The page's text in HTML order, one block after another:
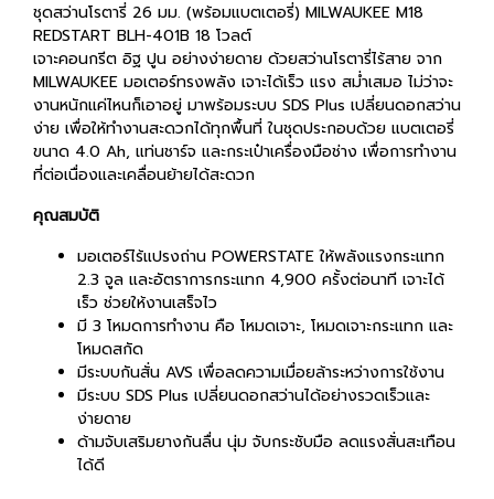
ชุดสว่านโรตารี่ 26 มม. (พร้อมแบตเตอรี่) MILWAUKEE M18
REDSTART BLH-401B 18 โวลต์
เจาะคอนกรีต อิฐ ปูน อย่างง่ายดาย ด้วยสว่านโรตารี่ไร้สาย จาก
MILWAUKEE มอเตอร์ทรงพลัง เจาะได้เร็ว แรง สม่ำเสมอ ไม่ว่าจะ
งานหนักแค่ไหนก็เอาอยู่ มาพร้อมระบบ SDS Plus เปลี่ยนดอกสว่าน
ง่าย เพื่อให้ทำงานสะดวกได้ทุกพื้นที่ ในชุดประกอบด้วย แบตเตอรี่
ขนาด 4.0 Ah, แท่นชาร์จ และกระเป๋าเครื่องมือช่าง เพื่อการทำงาน
ที่ต่อเนื่องและเคลื่อนย้ายได้สะดวก
คุณสมบัติ
มอเตอร์ไร้แปรงถ่าน POWERSTATE ให้พลังแรงกระแทก
2.3 จูล และอัตราการกระแทก 4,900 ครั้งต่อนาที เจาะได้
เร็ว ช่วยให้งานเสร็จไว
มี 3 โหมดการทำงาน คือ โหมดเจาะ, โหมดเจาะกระแทก และ
โหมดสกัด
มีระบบกันสั่น AVS เพื่อลดความเมื่อยล้าระหว่างการใช้งาน
มีระบบ SDS Plus เปลี่ยนดอกสว่านได้อย่างรวดเร็วและ
ง่ายดาย
ด้ามจับเสริมยางกันลื่น นุ่ม จับกระชับมือ ลดแรงสั่นสะเทือน
ได้ดี